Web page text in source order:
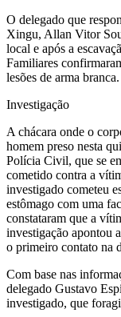
O delegado que
Xingu, Allan Vitor
local e após a
Familiares
lesões de arma branca.
Investigação
A chácara onde o
homem preso nesta
Polícia Civil, que se
cometido contra a
investigado cometeu
estômago com uma
constataram que a
investigação apontou
o primeiro contato na
Com base nas
delegado Gustavo
investigado, que